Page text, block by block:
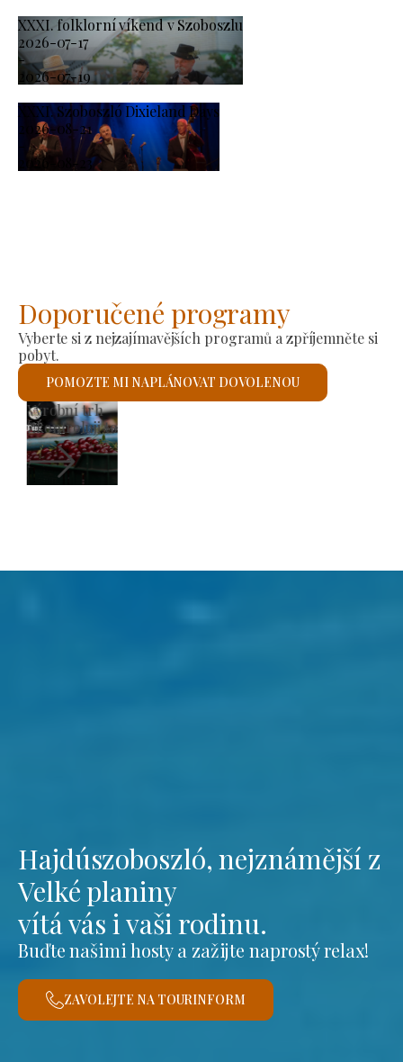
XXXI. folklorní víkend v Szoboszlu
2026-07-17
-
2026-07-19
XXXI. Szoboszló Dixieland Days
2026-08-21
-
2026-08-23
Doporučené programy
Vyberte si z nejzajímavějších programů a zpříjemněte si
pobyt.
POMOZTE MI NAPLÁNOVAT DOVOLENOU
Římskokatolický kostel sv. László
Zkontroluji to
Hajdúszoboszló, nejznámější z
Velké planiny
vítá vás i vaši rodinu.
Buďte našimi hosty a zažijte naprostý relax!
ZAVOLEJTE NA TOURINFORM